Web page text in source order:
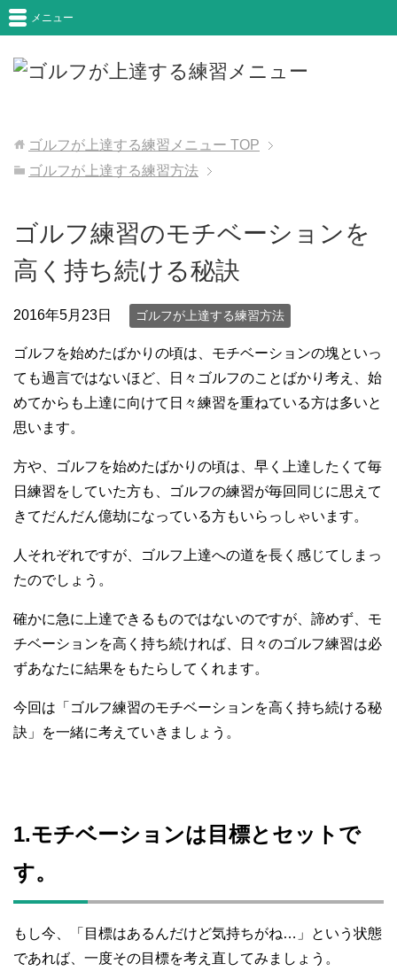
メニュー
ゴルフが上達する練習メニュー TOP
ゴルフが上達する練習方法
ゴルフ練習のモチベーションを
高く持ち続ける秘訣
2016年5月23日 ゴルフが上達する練習方法
ゴルフを始めたばかりの頃は、モチベーションの塊といっ
ても過言ではないほど、日々ゴルフのことばかり考え、始
めてからも上達に向けて日々練習を重ねている方は多いと
思います。
方や、ゴルフを始めたばかりの頃は、早く上達したくて毎
日練習をしていた方も、ゴルフの練習が毎回同じに思えて
きてだんだん億劫になっている方もいらっしゃいます。
人それぞれですが、ゴルフ上達への道を長く感じてしまっ
たのでしょう。
確かに急に上達できるものではないのですが、諦めず、モ
チベーションを高く持ち続ければ、日々のゴルフ練習は必
ずあなたに結果をもたらしてくれます。
今回は「ゴルフ練習のモチベーションを高く持ち続ける秘
訣」を一緒に考えていきましょう。
1.モチベーションは目標とセットで
す。
もし今、「目標はあるんだけど気持ちがね…」という状態
であれば、一度その目標を考え直してみましょう。